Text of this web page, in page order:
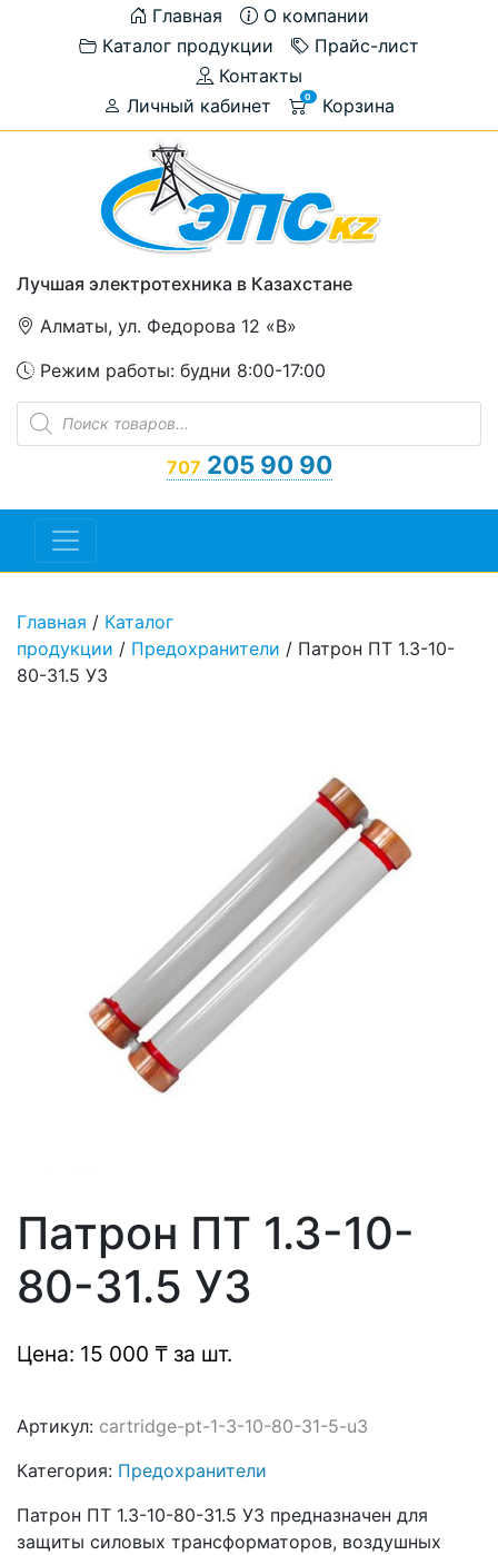
Главная
О компании
Каталог продукции
Прайс-лист
Контакты
Личный кабинет
0 Корзина
Лучшая электротехника в Казахстане
Алматы, ул. Федорова 12 «В»
Режим работы: будни 8:00-17:00
Поиск
товаров
707 205 90 90
Главная / Каталог
продукции / Предохранители / Патрон ПТ 1.3-10-
80-31.5 У3
Патрон ПТ 1.3-10-
80-31.5 У3
Цена: 15 000 ₸ за шт.
Артикул: cartridge-pt-1-3-10-80-31-5-u3
Категория: Предохранители
Патрон ПТ 1.3-10-80-31.5 У3 предназначен для
защиты силовых трансформаторов, воздушных